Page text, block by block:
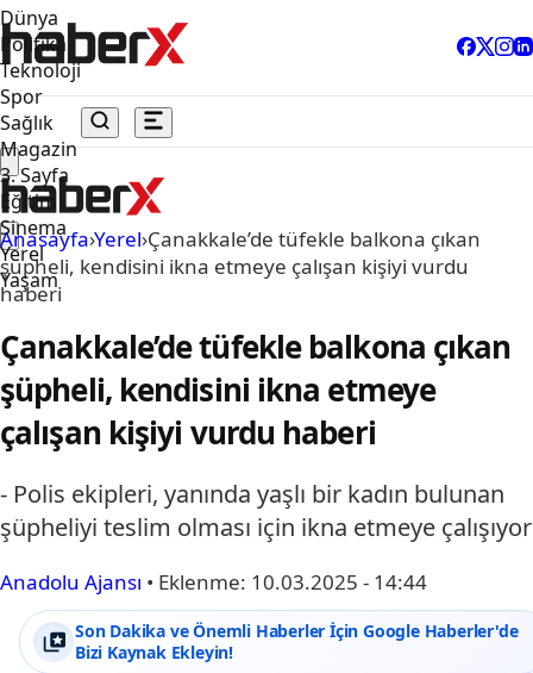
Dünya
Politika
Teknoloji
Spor
Sağlık
Magazin
3. Sayfa
Eğitim
Sinema
Yerel
Yaşam
Anasayfa›Yerel›Çanakkale’de tüfekle balkona çıkan
şüpheli, kendisini ikna etmeye çalışan kişiyi vurdu
haberi
Çanakkale’de tüfekle balkona çıkan
şüpheli, kendisini ikna etmeye
çalışan kişiyi vurdu haberi
- Polis ekipleri, yanında yaşlı bir kadın bulunan
şüpheliyi teslim olması için ikna etmeye çalışıyor
Anadolu Ajansı • Eklenme: 10.03.2025 - 14:44
Son Dakika ve Önemli Haberler İçin Google Haberler'de
Bizi Kaynak Ekleyin!